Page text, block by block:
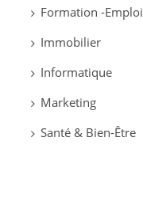
Formation -Emploi
Immobilier
Informatique
Marketing
Santé & Bien-Être